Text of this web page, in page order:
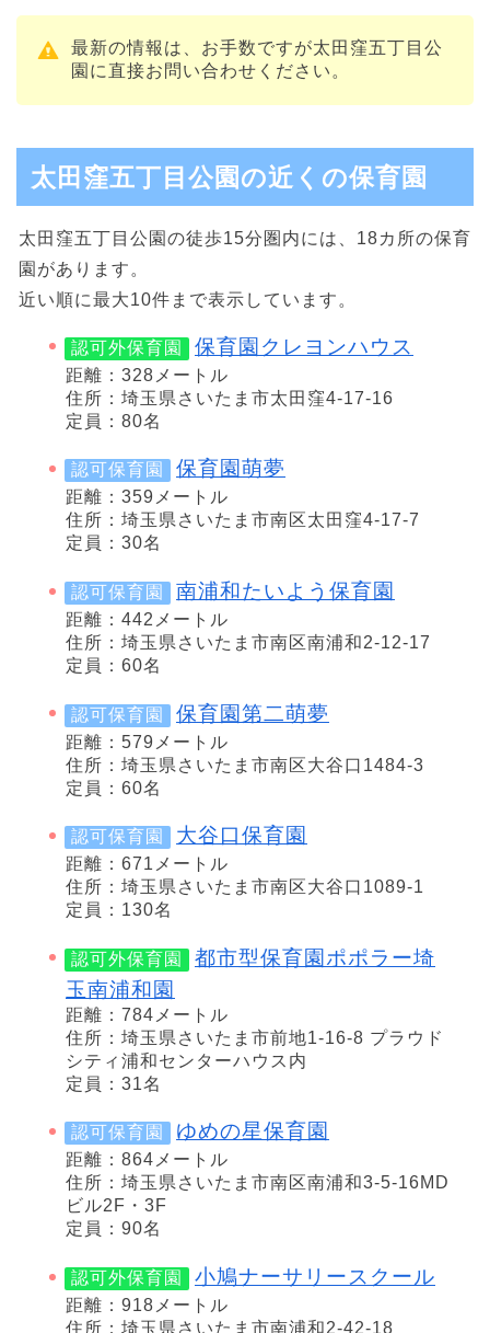
最新の情報は、お手数ですが太田窪五丁目公
園に直接お問い合わせください。
太田窪五丁目公園の近くの保育園
太田窪五丁目公園の徒歩15分圏内には、18カ所の保育
園があります。
近い順に最大10件まで表示しています。
認可外保育園 保育園クレヨンハウス
距離：328メートル
住所：埼玉県さいたま市太田窪4-17-16
定員：80名
認可保育園 保育園萌夢
距離：359メートル
住所：埼玉県さいたま市南区太田窪4-17-7
定員：30名
認可保育園 南浦和たいよう保育園
距離：442メートル
住所：埼玉県さいたま市南区南浦和2-12-17
定員：60名
認可保育園 保育園第二萌夢
距離：579メートル
住所：埼玉県さいたま市南区大谷口1484-3
定員：60名
認可保育園 大谷口保育園
距離：671メートル
住所：埼玉県さいたま市南区大谷口1089-1
定員：130名
認可外保育園
都市型保育園ポポラー埼
玉南浦和園
距離：784メートル
住所：埼玉県さいたま市前地1-16-8 プラウド
シティ浦和センターハウス内
定員：31名
認可保育園 ゆめの星保育園
距離：864メートル
住所：埼玉県さいたま市南区南浦和3-5-16MD
ビル2F・3F
定員：90名
認可外保育園 小鳩ナーサリースクール
距離：918メートル
住所：埼玉県さいたま市南浦和2-42-18